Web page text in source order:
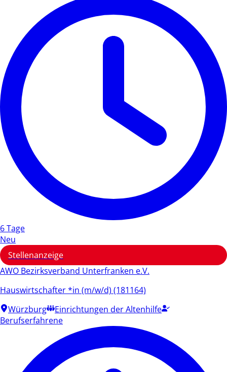
6 Tage
Neu
Stellenanzeige
AWO Bezirksverband Unterfranken e.V.
Hauswirtschafter *in (m/w/d) (181164)
Würzburg
Einrichtungen der Altenhilfe
Berufserfahrene